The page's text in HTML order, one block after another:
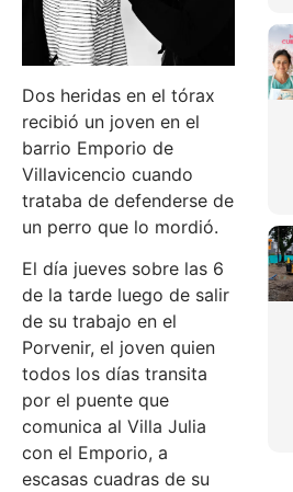
Dos heridas en el tórax
recibió un joven en el
barrio Emporio de
Villavicencio cuando
trataba de defenderse de
un perro que lo mordió.
El día jueves sobre las 6
de la tarde luego de salir
de su trabajo en el
Porvenir, el joven quien
todos los días transita
por el puente que
comunica al Villa Julia
con el Emporio, a
escasas cuadras de su